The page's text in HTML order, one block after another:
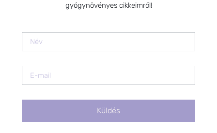
E-mail cím
Kérlek a feliratkozáshoz fogadd el
gyógynövényes cikkeimről!
Küldés